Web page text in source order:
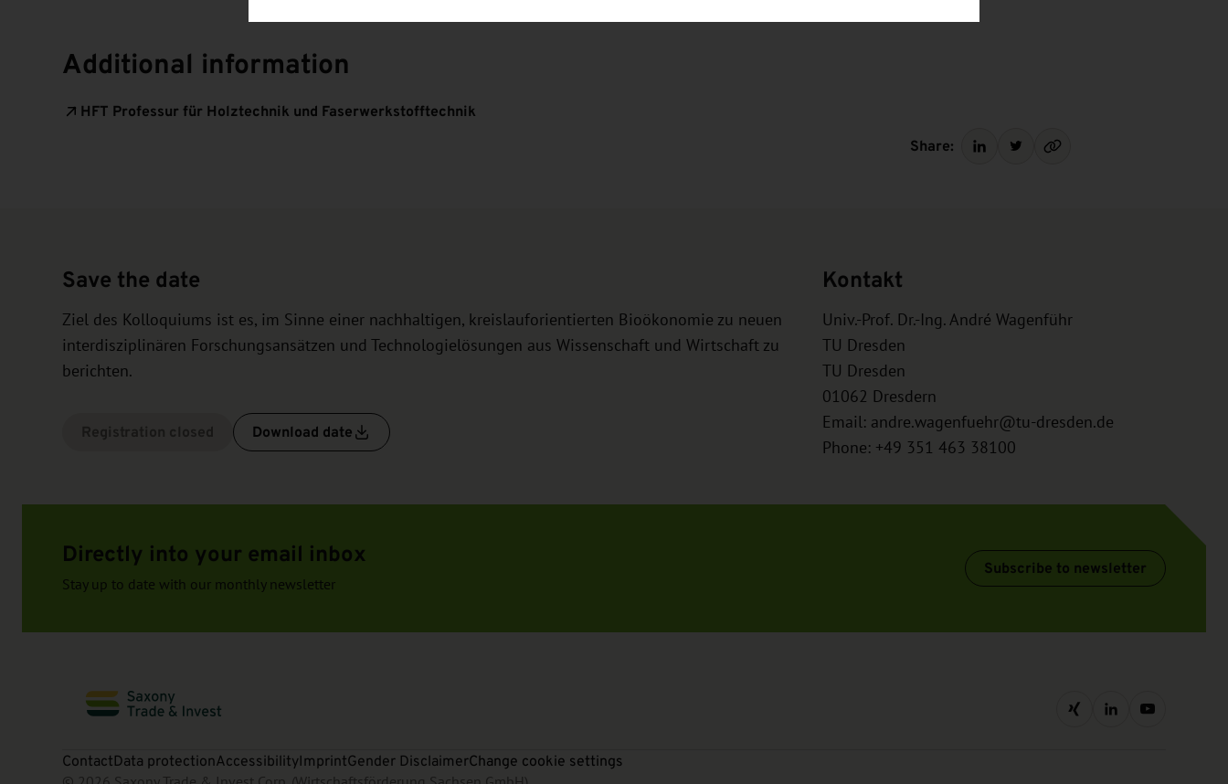
Additional information
HFT Professur für Holztechnik und Faserwerkstofftechnik
Share:
Save the date
Ziel des Kolloquiums ist es, im Sinne einer nachhaltigen, kreislauforientierten Bioökonomie zu neuen
interdisziplinären Forschungsansätzen und Technologielösungen aus Wissenschaft und Wirtschaft zu
berichten.
Download date
Kontakt
Univ.-Prof. Dr.-Ing. André Wagenführ
TU Dresden
TU Dresden
01062 Dresdern
Email: andre.wagenfuehr@tu-dresden.de
Phone: +49 351 463 38100
Directly into your email inbox
Stay up to date with our monthly newsletter
Subscribe to newsletter
ContactData protectionAccessibilityImprintGender DisclaimerChange cookie settings